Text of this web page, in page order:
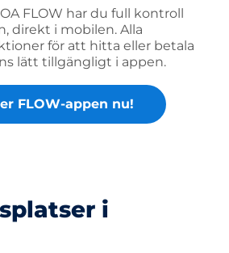
FLOW har du full kontroll
direkt i mobilen. Alla
för att hitta eller betala
lätt tillgängligt i appen.
FLOW-appen nu!
i